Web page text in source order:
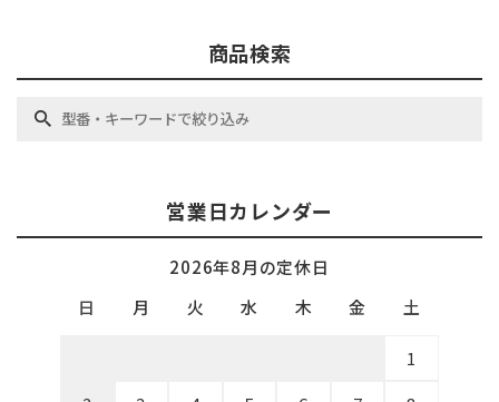
商品検索
営業日カレンダー
2026年8月の定休日
日
月 火 水 木 金 土
1